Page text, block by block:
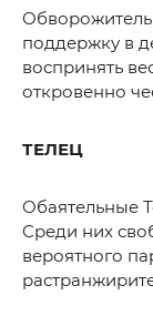
поддержку в
воспринять
откровенно
ТЕЛЕЦ
Обаятельные
Среди них
вероятного